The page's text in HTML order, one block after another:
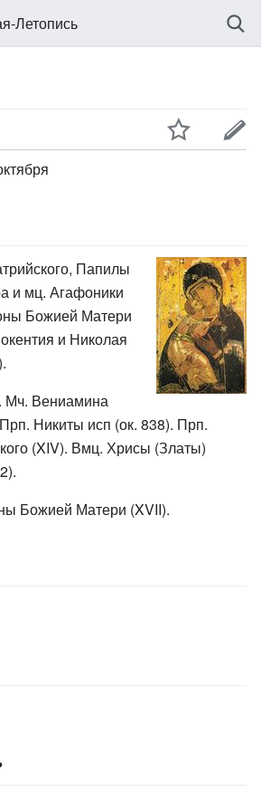
Летопись
Папилы
и мц. Агафоники
Божией Матери
и Николая
Мч. Вениамина
Никиты исп (ок. 838). Прп.
(XIV). Вмц. Хрисы (Златы)
Божией Матери (XVII).